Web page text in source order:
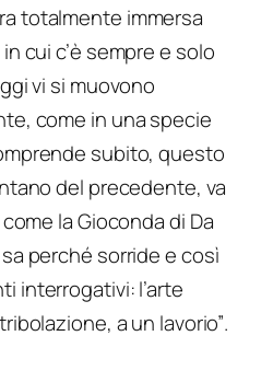
totalmente immersa
cui c’è sempre e solo
vi si muovono
come in una specie
subito, questo
del precedente, va
la Gioconda di Da
perché sorride e così
interrogativi: l’arte
a un lavorio”.